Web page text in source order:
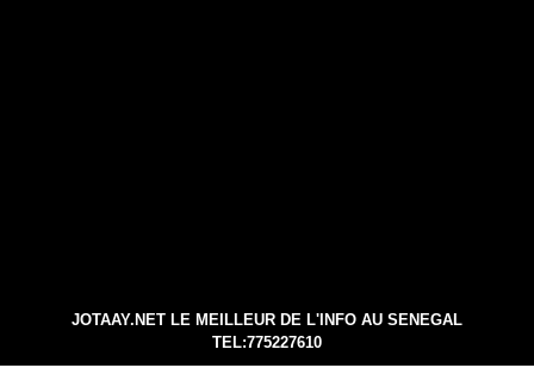
JOTAAY.NET LE MEILLEUR DE L'INFO AU SENEGAL
TEL:775227610